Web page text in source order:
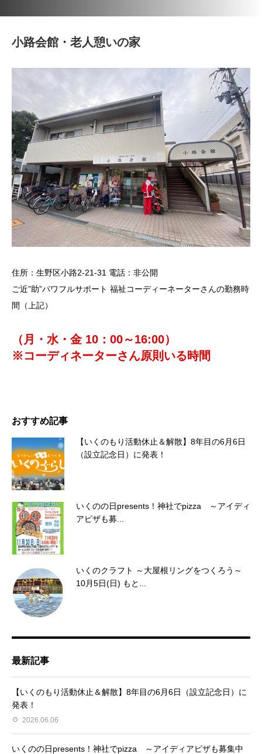
小路会館・老人憩いの家
住所：生野区小路2-21-31 電話：非公開
ご近”助”パワフルサポート 福祉コーディーネーターさんの勤務時
間（上記）
（月・水・金 10：00～16:00）
※コーディネーターさん原則いる時間
おすすめ記事
【いくのもり活動休止＆解散】8年目の6月6日
（設立記念日）に発表！
いくのの日presents！神社でpizza ～アイディ
アピザも募...
いくのクラフト ～大屋根リングをつくろう～
10月5日(日) もと...
最新記事
【いくのもり活動休止＆解散】8年目の6月6日（設立記念日）に
発表！
2026.06.06
いくのの日presents！神社でpizza ～アイディアピザも募集中